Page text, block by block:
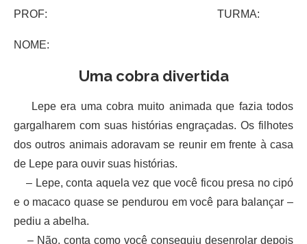
PROF: TURMA:
NOME:
Uma cobra divertida
Lepe era uma cobra muito animada que fazia todos
gargalharem com suas histórias engraçadas. Os filhotes
dos outros animais adoravam se reunir em frente à casa
de Lepe para ouvir suas histórias.
– Lepe, conta aquela vez que você ficou presa no cipó
e o macaco quase se pendurou em você para balançar –
pediu a abelha.
– Não, conta como você conseguiu desenrolar depois